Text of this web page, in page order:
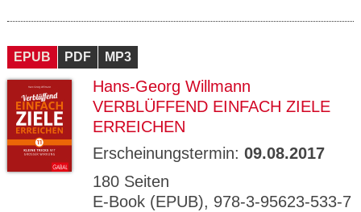
EPUB PDF MP3
Hans-Georg Willmann
VERBLÜFFEND EINFACH ZIELE
ERREICHEN
Erscheinungstermin: 09.08.2017
180 Seiten
E-Book (EPUB), 978-3-95623-533-7